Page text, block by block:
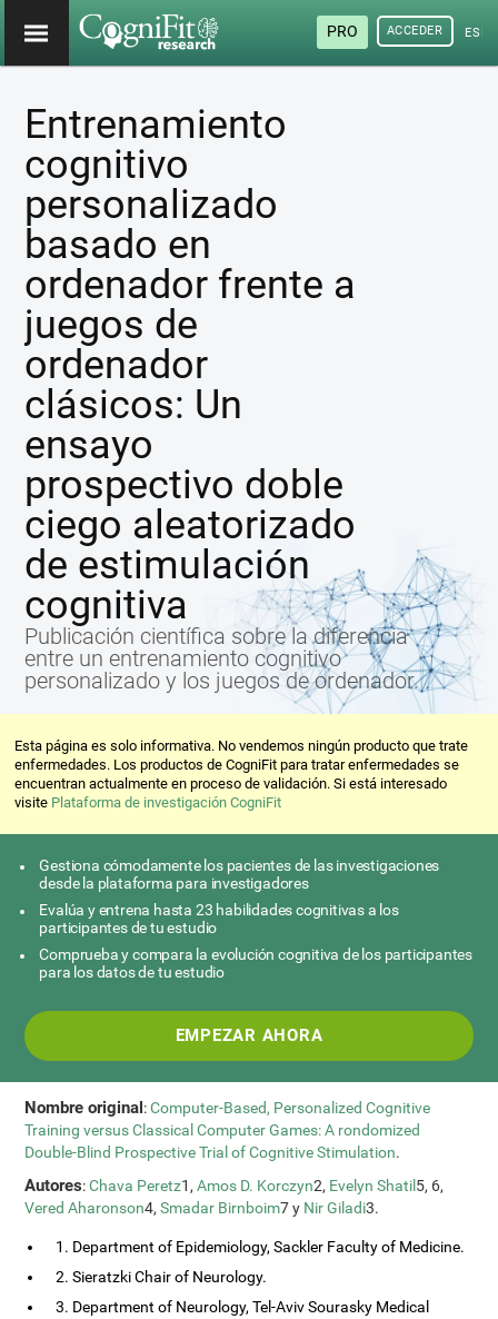
PRO ACCEDER
Entrenamiento
cognitivo
personalizado
basado en
ordenador frente a
juegos de
ordenador
clásicos: Un
ensayo
prospectivo doble
ciego aleatorizado
de estimulación
cognitiva
Publicación científica sobre la diferencia
entre un entrenamiento cognitivo
personalizado y los juegos de ordenador.
Esta página es solo informativa. No vendemos ningún producto que trate
enfermedades. Los productos de CogniFit para tratar enfermedades se
encuentran actualmente en proceso de validación. Si está interesado
visite Plataforma de investigación CogniFit
Gestiona cómodamente los pacientes de las investigaciones
desde la plataforma para investigadores
Evalúa y entrena hasta 23 habilidades cognitivas a los
participantes de tu estudio
Comprueba y compara la evolución cognitiva de los participantes
para los datos de tu estudio
EMPEZAR AHORA
Nombre original:Computer-Based, Personalized Cognitive
Training versus Classical Computer Games: A rondomized
Double-Blind Prospective Trial of Cognitive Stimulation.
Autores:Chava Peretz1,Amos D. Korczyn2, Evelyn Shatil 5, 6,
Vered Aharonson4,Smadar Birnboim7 y Nir Giladi3.
1. Department of Epidemiology, Sackler Faculty of Medicine.
2. Sieratzki Chair of Neurology.
3. Department of Neurology, Tel-Aviv Sourasky Medical